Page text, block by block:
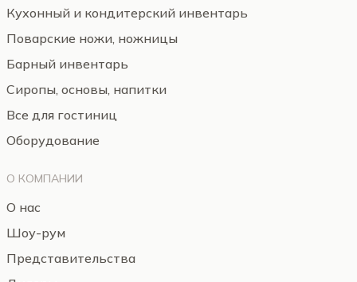
Кухонный и кондитерский инвентарь
Поварские ножи, ножницы
Барный инвентарь
Сиропы, основы, напитки
Все для гостиниц
Оборудование
О КОМПАНИИ
О нас
Шоу-рум
Представительства